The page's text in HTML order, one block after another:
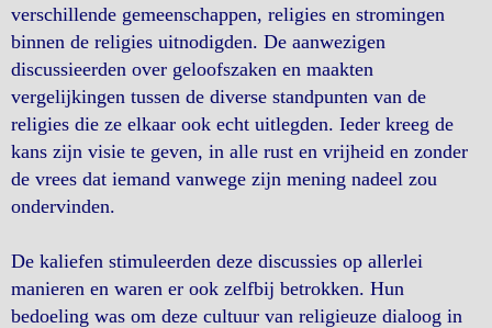
verschillende gemeenschappen, religies en stromingen
binnen de religies uitnodigden. De aanwezigen
discussieerden over geloofszaken en maakten
vergelijkingen tussen de diverse standpunten van de
religies die ze elkaar ook echt uitlegden. Ieder kreeg de
kans zijn visie te geven, in alle rust en vrijheid en zonder
de vrees dat iemand vanwege zijn mening nadeel zou
ondervinden.
De kaliefen stimuleerden deze discussies op allerlei
manieren en waren er ook zelfbij betrokken. Hun
bedoeling was om deze cultuur van religieuze dialoog in